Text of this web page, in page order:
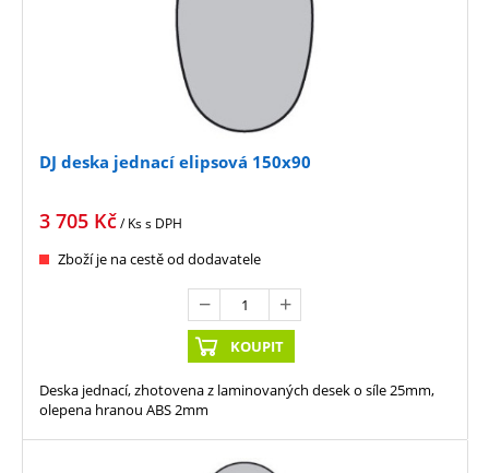
DJ deska jednací elipsová 150x90
3 705 Kč/ Kss DPH
Zboží je na cestě od dodavatele
KOUPIT
Deska jednací, zhotovena z laminovaných desek o síle 25mm,
olepena hranou ABS 2mm